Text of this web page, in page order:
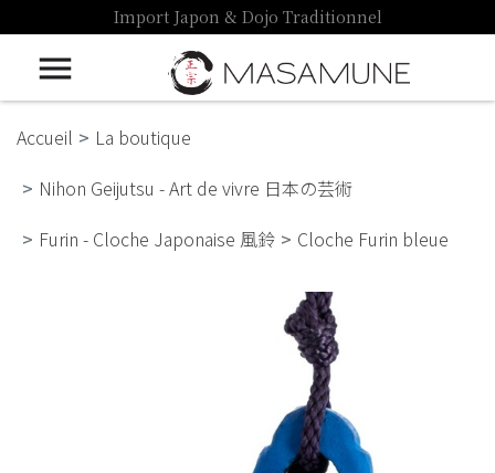
Import Japon & Dojo Traditionnel

Accueil
La boutique
Nihon Geijutsu - Art de vivre 日本の芸術
Furin - Cloche Japonaise 風鈴
Cloche Furin bleue